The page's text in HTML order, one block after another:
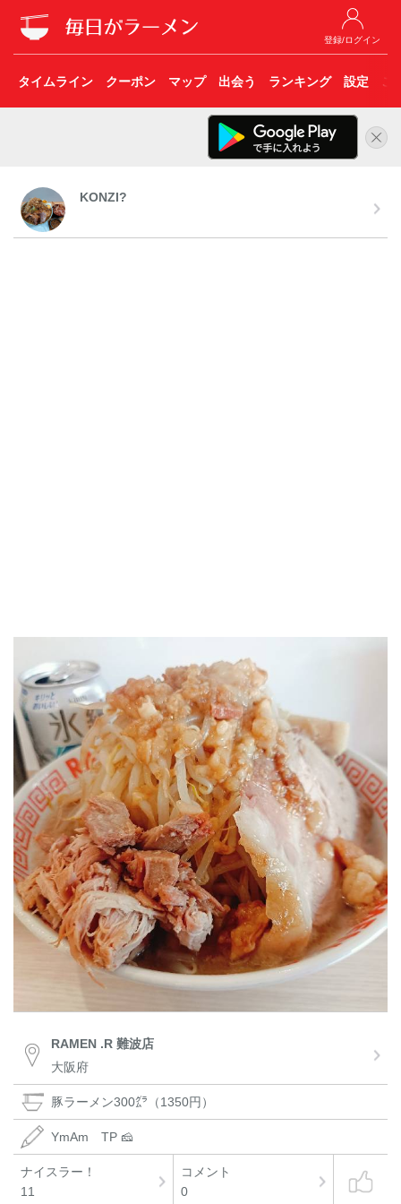
登録/ログイン
タイムライン クーポン マップ 出会う ランキング 設定 こ
KONZI?
RAMEN .R 難波店
大阪府
豚ラーメン300㌘（1350円）
YmAm TP 🧀
ナイスラー！
11
コメント
0